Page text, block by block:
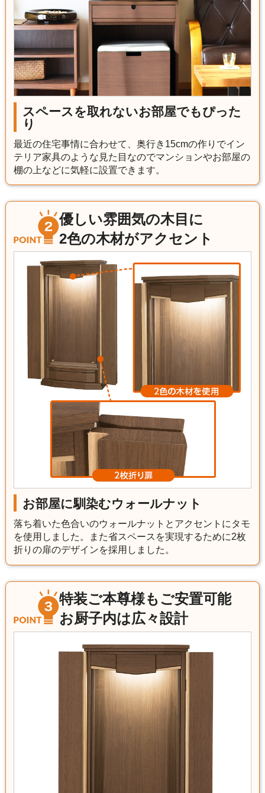
スペースを取れないお部屋でもぴった
り
最近の住宅事情に合わせて、奥行き15cmの作りでイン
テリア家具のような見た目なのでマンションやお部屋の
棚の上などに気軽に設置できます。
優しい雰囲気の木目に
2色の木材がアクセント
お部屋に馴染むウォールナット
落ち着いた色合いのウォールナットとアクセントにタモ
を使用しました。また省スペースを実現するために2枚
折りの扉のデザインを採用しました。
特装ご本尊様もご安置可能
お厨子内は広々設計